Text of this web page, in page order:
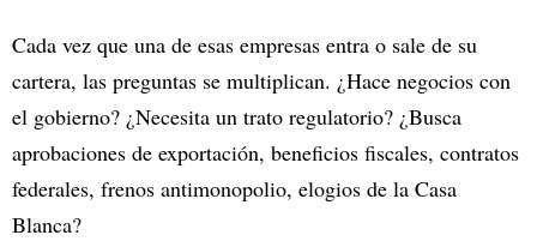
Cada vez que una de esas empresas entra o sale de su
cartera, las preguntas se multiplican. ¿Hace negocios con
el gobierno? ¿Necesita un trato regulatorio? ¿Busca
aprobaciones de exportación, beneficios fiscales, contratos
federales, frenos antimonopolio, elogios de la Casa
Blanca?